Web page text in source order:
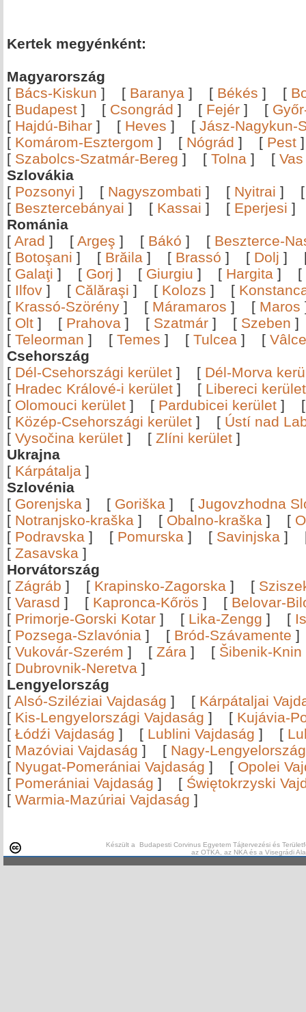
Kertek megyénként:
Magyarország
[ Bács-Kiskun ] [ Baranya ] [ Békés ] [
[ Budapest ] [ Csongrád ] [ Fejér ] [
[ Hajdú-Bihar ] [ Heves ] [ Jász-Nagykun-
[ Komárom-Esztergom ] [ Nógrád ] [ Pest
[ Szabolcs-Szatmár-Bereg ] [ Tolna ] [ Vas
Szlovákia
[ Pozsonyi ] [ Nagyszombati ] [ Nyitrai ]
[ Besztercebányai ] [ Kassai ] [ Eperjesi
Románia
[ Arad ] [ Argeş ] [ Bákó ] [ Beszterce-
[ Botoşani ] [ Brăila ] [ Brassó ] [ Dolj ]
[ Galaţi ] [ Gorj ] [ Giurgiu ] [ Hargita ]
[
[ Ilfov ] [ Călăraşi ] [ Kolozs ] [
[ Krassó-Szörény ] [ Máramaros ] [ Maros
[ Olt ] [ Prahova ] [ Szatmár ] [ Szeben
[ Teleorman ] [ Temes ] [ Tulcea ] [
Csehország
[ Dél-Csehországi kerület ] [ Dél-Morva
[ Hradec Králové-i kerület ] [ Libereci kerület
[ Olomouci kerület ] [ Pardubicei kerület ]
[ Közép-Csehországi kerület ] [ Ústí nad
[ Vysočina kerület ] [ Zlíni kerület ]
Ukrajna
[ Kárpátalja ]
Szlovénia
[ Gorenjska ] [ Goriška ] [ Jugovzhodna
[ Notranjsko-kraška ] [ Obalno-kraška ] [
[ Podravska ] [ Pomurska ] [ Savinjska ]
[ Zasavska ]
Horvátország
[ Zágráb ] [ Krapinsko-Zagorska ] [
[ Varasd ] [ Kapronca-Kőrös ] [ Belovar-
[ Primorje-Gorski Kotar ] [ Lika-Zengg ] [
[ Pozsega-Szlavónia ] [ Bród-Szávamente
[ Vukovár-Szerém ] [ Zára ] [ Šibenik-Knin
[ Dubrovnik-Neretva ]
Lengyelország
[ Alsó-Sziléziai Vajdaság ] [ Kárpátaljai
[ Kis-Lengyelországi Vajdaság ] [ Kujávia-
[ Łódźi Vajdaság ] [ Lublini Vajdaság ] [
[ Mazóviai Vajdaság ] [ Nagy-
[ Nyugat-Pomerániai Vajdaság ] [ Opolei
[ Pomerániai Vajdaság ] [ Świętokrzyski
[ Warmia-Mazúriai Vajdaság ]
Készült a Budapesti Corvinus Egyetem Tájtervezési és
az OTKA, az NKA és a Visegrádi